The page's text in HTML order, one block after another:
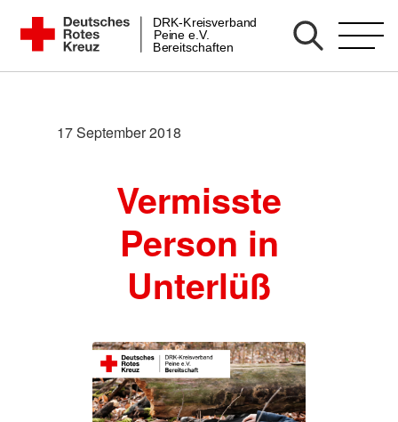
Zum
Inhalt
springen
DRK Bereitschaft Peine
Bereitschaften
Peine e.V.
DRK-Kreisverband
17 September 2018
Vermisste
Person in
Unterlüß